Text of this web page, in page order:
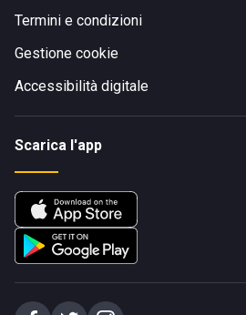
Termini e condizioni
Gestione cookie
Accessibilità digitale
Scarica l'app